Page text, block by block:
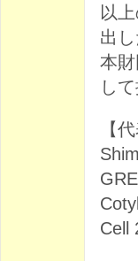
以
出
本
し
【
Cell